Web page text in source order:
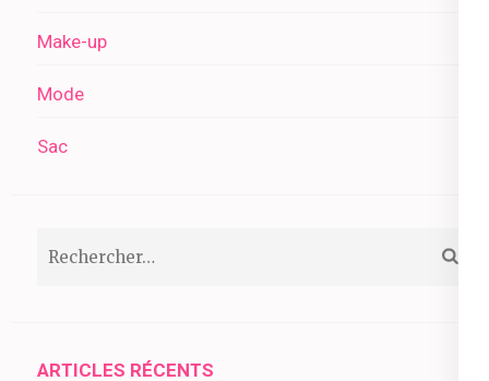
Make-up
Mode
Sac
ARTICLES RÉCENTS